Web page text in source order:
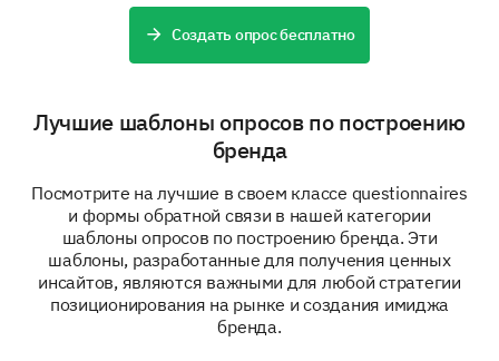
What is your age?Создать опрос бесплатно
Лучшие шаблоны опросов по построению
бренда
Посмотрите на лучшие в своем классе questionnaires
и формы обратной связи в нашей категории
шаблоны опросов по построению бренда. Эти
шаблоны, разработанные для получения ценных
инсайтов, являются важными для любой стратегии
позиционирования на рынке и создания имиджа
бренда.